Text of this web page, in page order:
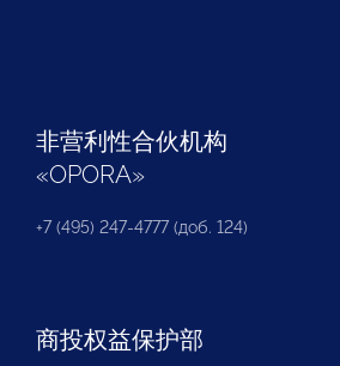
非营利性合伙机构
«OPORA»
+7 (495) 247-4777 (доб. 124)
商投权益保护部